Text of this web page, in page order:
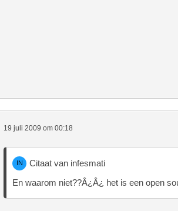
19 juli 2009 om 00:18
Citaat van infesmati
En waarom niet??Â¿Â¿ het is een open